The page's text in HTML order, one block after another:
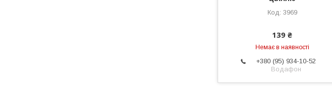
3969
139 ₴
Немає в наявності
+380 (95) 934-10-52
Водафон